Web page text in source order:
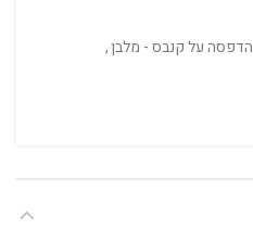
הדפסה על קנבס - מלבן,